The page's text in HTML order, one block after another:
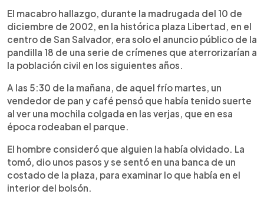
► Escuchar artículo
El macabro hallazgo, durante la madrugada del 10 de
diciembre de 2002, en la histórica plaza Libertad, en el
centro de San Salvador, era solo el anuncio público de la
pandilla 18 de una serie de crímenes que aterrorizarían a
la población civil en los siguientes años.
A las 5:30 de la mañana, de aquel frío martes, un
vendedor de pan y café pensó que había tenido suerte
al ver una mochila colgada en las verjas, que en esa
época rodeaban el parque.
El hombre consideró que alguien la había olvidado. La
tomó, dio unos pasos y se sentó en una banca de un
costado de la plaza, para examinar lo que había en el
interior del bolsón.